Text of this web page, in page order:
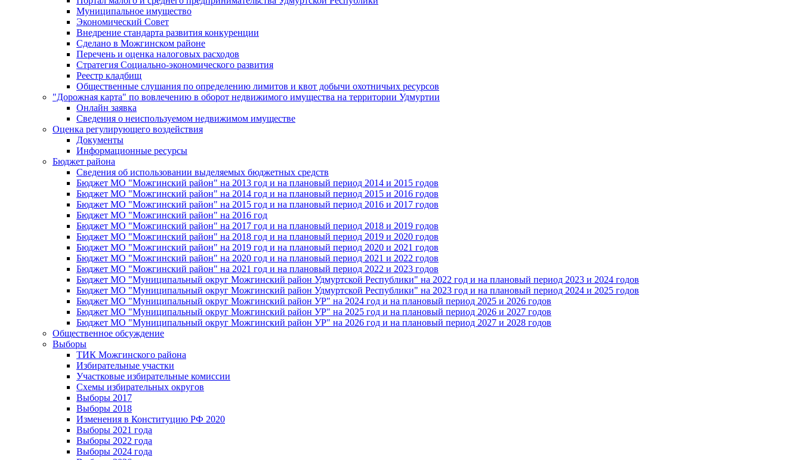
Муниципальное имущество
Экономический Совет
Внедрение стандарта развития конкуренции
Сделано в Можгинском районе
Перечень и оценка налоговых расходов
Стратегия Социально-экономического развития
Реестр кладбищ
Общественные слушания по определению лимитов и квот добычи охотничьих ресурсов
"Дорожная карта" по вовлечению в оборот недвижимого имущества на территории Удмуртии
Онлайн заявка
Сведения о неиспользуемом недвижимом имуществе
Оценка регулирующего воздействия
Документы
Информационные ресурсы
Бюджет района
Сведения об использовании выделяемых бюджетных средств
Бюджет МО "Можгинский район" на 2013 год и на плановый период 2014 и 2015 годов
Бюджет МО "Можгинский район" на 2014 год и на плановый период 2015 и 2016 годов
Бюджет МО "Можгинский район" на 2015 год и на плановый период 2016 и 2017 годов
Бюджет МО "Можгинский район" на 2016 год
Бюджет МО "Можгинский район" на 2017 год и на плановый период 2018 и 2019 годов
Бюджет МО "Можгинский район" на 2018 год и на плановый период 2019 и 2020 годов
Бюджет МО "Можгинский район" на 2019 год и на плановый период 2020 и 2021 годов
Бюджет МО "Можгинский район" на 2020 год и на плановый период 2021 и 2022 годов
Бюджет МО "Можгинский район" на 2021 год и на плановый период 2022 и 2023 годов
Бюджет МО "Муниципальный округ Можгинский район Удмуртской Республики" на 2022 год и на плановый период 2023 и 2024 годов
Бюджет МО "Муниципальный округ Можгинский район Удмуртской Республики" на 2023 год и на плановый период 2024 и 2025 годов
Бюджет МО "Муниципальный округ Можгинский район УР" на 2024 год и на плановый период 2025 и 2026 годов
Бюджет МО "Муниципальный округ Можгинский район УР" на 2025 год и на плановый период 2026 и 2027 годов
Бюджет МО "Муниципальный округ Можгинский район УР" на 2026 год и на плановый период 2027 и 2028 годов
Общественное обсуждение
Выборы
ТИК Можгинского района
Избирательные участки
Участковые избирательные комиссии
Схемы избирательных округов
Выборы 2017
Выборы 2018
Изменения в Конституцию РФ 2020
Выборы 2021 года
Выборы 2022 года
Выборы 2024 года